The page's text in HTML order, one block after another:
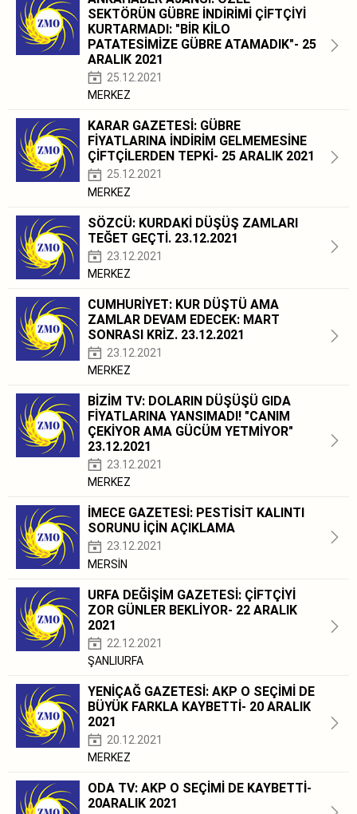
SEKTÖRÜN GÜBRE İNDİRİMİ ÇİFTÇİYİ
KURTARMADI: "BİR KİLO
PATATESİMİZE GÜBRE ATAMADIK"- 25
ARALIK 2021
25.12.2021
MERKEZ
KARAR GAZETESİ: GÜBRE
FİYATLARINA İNDİRİM GELMEMESİNE
ÇİFTÇİLERDEN TEPKİ- 25 ARALIK 2021
25.12.2021
MERKEZ
SÖZCÜ: KURDAKİ DÜŞÜŞ ZAMLARI
TEĞET GEÇTİ. 23.12.2021
23.12.2021
MERKEZ
CUMHURİYET: KUR DÜŞTÜ AMA
ZAMLAR DEVAM EDECEK: MART
SONRASI KRİZ. 23.12.2021
23.12.2021
MERKEZ
BİZİM TV: DOLARIN DÜŞÜŞÜ GIDA
FİYATLARINA YANSIMADI! "CANIM
ÇEKİYOR AMA GÜCÜM YETMİYOR"
23.12.2021
23.12.2021
MERKEZ
İMECE GAZETESİ: PESTİSİT KALINTI
SORUNU İÇİN AÇIKLAMA
23.12.2021
MERSİN
URFA DEĞİŞİM GAZETESİ: ÇİFTÇİYİ
ZOR GÜNLER BEKLİYOR- 22 ARALIK
2021
22.12.2021
ŞANLIURFA
YENİÇAĞ GAZETESİ: AKP O SEÇİMİ DE
BÜYÜK FARKLA KAYBETTİ- 20 ARALIK
2021
20.12.2021
MERKEZ
ODA TV: AKP O SEÇİMİ DE KAYBETTİ-
20ARALIK 2021